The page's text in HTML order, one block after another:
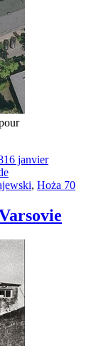
16 janvier
, Hoża 70